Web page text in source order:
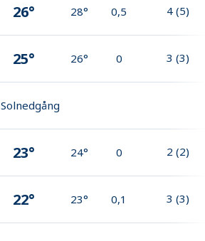
26° 28° 0,5 4 (5)
25° 26° 0 3 (3)
Solnedgång
23° 24° 0 2 (2)
22° 23° 0,1 3 (3)